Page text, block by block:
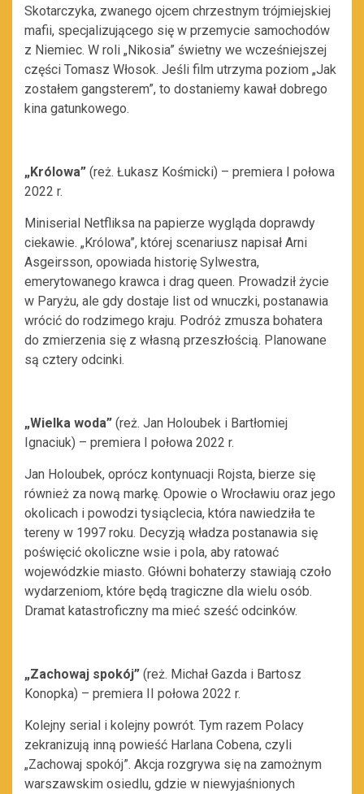
Skotarczyka, zwanego ojcem chrzestnym trójmiejskiej
mafii, specjalizującego się w przemycie samochodów
z Niemiec. W roli „Nikosia” świetny we wcześniejszej
części Tomasz Włosok. Jeśli film utrzyma poziom „Jak
zostałem gangsterem”, to dostaniemy kawał dobrego
kina gatunkowego.
„Królowa” (reż. Łukasz Kośmicki) – premiera I połowa
2022 r.
Miniserial Netfliksa na papierze wygląda doprawdy
ciekawie. „Królowa”, której scenariusz napisał Arni
Asgeirsson, opowiada historię Sylwestra,
emerytowanego krawca i drag queen. Prowadził życie
w Paryżu, ale gdy dostaje list od wnuczki, postanawia
wrócić do rodzimego kraju. Podróż zmusza bohatera
do zmierzenia się z własną przeszłością. Planowane
są cztery odcinki.
„Wielka woda” (reż. Jan Holoubek i Bartłomiej
Ignaciuk) – premiera I połowa 2022 r.
Jan Holoubek, oprócz kontynuacji Rojsta, bierze się
również za nową markę. Opowie o Wrocławiu oraz jego
okolicach i powodzi tysiąclecia, która nawiedziła te
tereny w 1997 roku. Decyzją władza postanawia się
poświęcić okoliczne wsie i pola, aby ratować
wojewódzkie miasto. Główni bohaterzy stawiają czoło
wydarzeniom, które będą tragiczne dla wielu osób.
Dramat katastroficzny ma mieć sześć odcinków.
„Zachowaj spokój” (reż. Michał Gazda i Bartosz
Konopka) – premiera II połowa 2022 r.
Kolejny serial i kolejny powrót. Tym razem Polacy
zekranizują inną powieść Harlana Cobena, czyli
„Zachowaj spokój”. Akcja rozgrywa się na zamożnym
warszawskim osiedlu, gdzie w niewyjaśnionych